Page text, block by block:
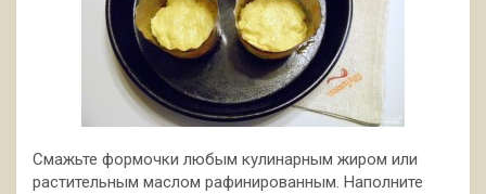
Смажьте формочки любым кулинарным жиром или
растительным маслом рафинированным. Наполните